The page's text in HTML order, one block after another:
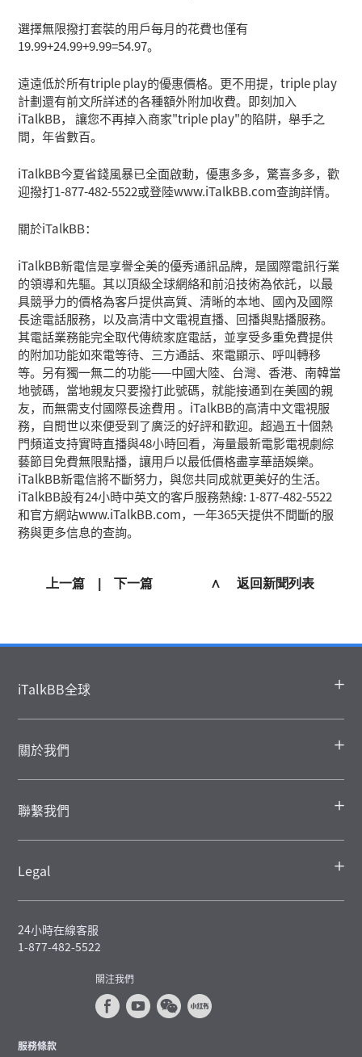
選擇無限撥打套裝的用戶每月的花費也僅有
19.99+24.99+9.99=54.97。
遠遠低於所有triple play的優惠價格。更不用提，triple play
計劃還有前文所詳述的各種額外附加收費。即刻加入
iTalkBB， 讓您不再掉入商家"triple play"的陷阱，舉手之
間，年省數百。
iTalkBB今夏省錢風暴已全面啟動，優惠多多，驚喜多多，歡
迎撥打1-877-482-5522或登陸www.iTalkBB.com查詢詳情。
關於iTalkBB：
iTalkBB新電信是享譽全美的優秀通訊品牌，是國際電訊行業
的領導和先驅。其以頂級全球網絡和前沿技術為依託，以最
具競爭力的價格為客戶提供高質、清晰的本地、國內及國際
長途電話服務，以及高清中文電視直播、回播與點播服務。
其電話業務能完全取代傳統家庭電話，並享受多重免費提供
的附加功能如來電等待、三方通話、來電顯示、呼叫轉移
等。另有獨一無二的功能——中國大陸、台灣、香港、南韓當
地號碼，當地親友只要撥打此號碼，就能接通到在美國的親
友，而無需支付國際長途費用 。iTalkBB的高清中文電視服
務，自問世以來便受到了廣泛的好評和歡迎。超過五十個熱
門頻道支持實時直播與48小時回看，海量最新電影電視劇綜
藝節目免費無限點播，讓用戶以最低價格盡享華語娛樂。
iTalkBB新電信將不斷努力，與您共同成就更美好的生活。
iTalkBB設有24小時中英文的客戶服務熱線: 1-877-482-5522
和官方網站www.iTalkBB.com，一年365天提供不間斷的服
務與更多信息的查詢。
上一篇 |下一篇 ∧ 返回新聞列表
iTalkBB全球
關於我們
聯繫我們
Legal
24小時在線客服
1-877-482-5522
關注我們
服務條款